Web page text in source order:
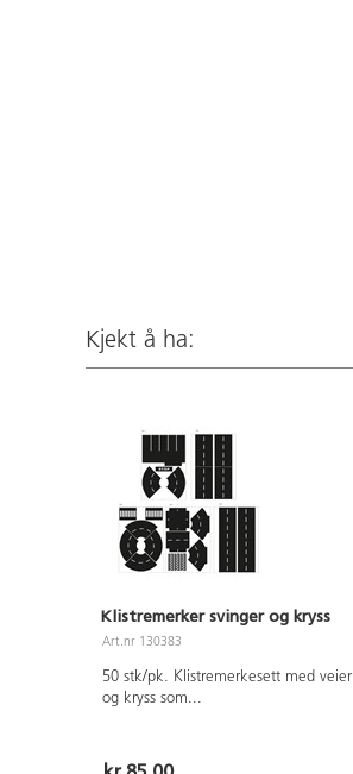
Kjekt å ha:
Klistremerker svinger og kryss
Art.nr 130383
50 stk/pk. Klistremerkesett med veier
og kryss som...